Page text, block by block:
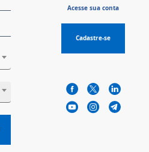
Acesse sua conta
Cadastre-se